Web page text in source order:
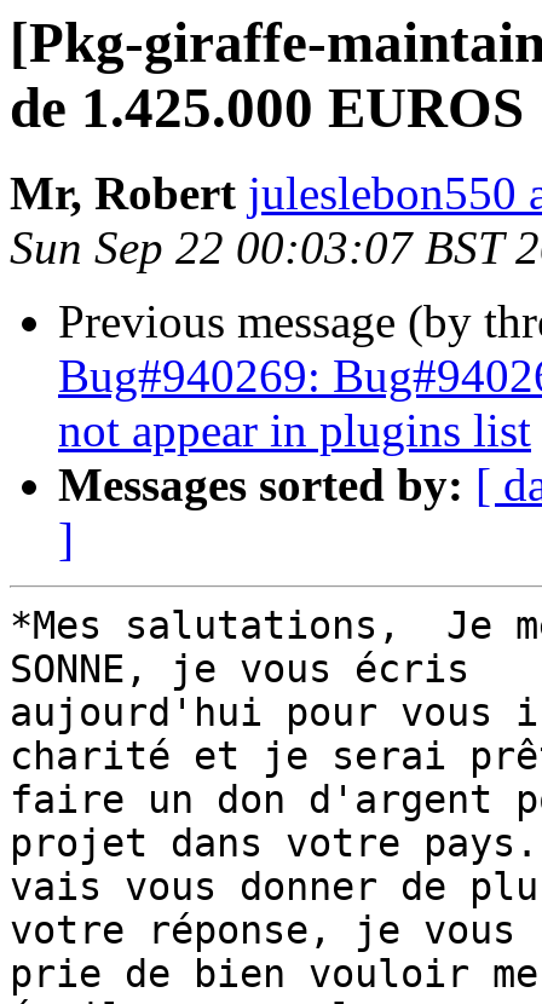
[Pkg-giraffe-
de 1.425.000 EUROS
Mr, Robert juleslebon550
Sun Sep 22 00:03:07 BST
Previous message (by
Bug#940269:
not appear in plugins list
Messages sorted by: [
]
*Mes salutations,  Je
SONNE, je vous écris
aujourd'hui pour vous
charité et je serai
faire un don d'argent
projet dans votre
vais vous donner de
votre réponse, je vous
prie de bien vouloir